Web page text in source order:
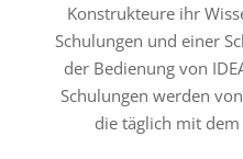
Konstrukteure ihr
Schulungen und einer
der Bedienung von
Schulungen werden
die täglich mit